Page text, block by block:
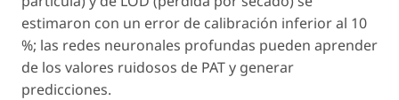
estimaron con un error de calibración inferior al 10
%; las redes neuronales profundas pueden aprender
de los valores ruidosos de PAT y generar
predicciones.